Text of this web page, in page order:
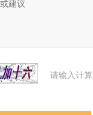
请输入计